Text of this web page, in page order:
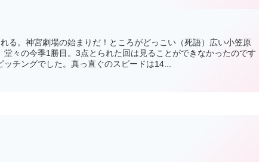
る。神宮劇場の始まりだ！ところがどっこい（死語）広い小笠原
堂々の今季1勝目。3点とられた回は見ることができなかったのです
チングでした。真っ直ぐのスピードは14...